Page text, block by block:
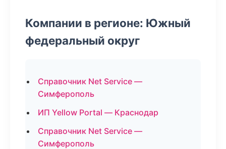
Компании в регионе: Южный
федеральный округ
Справочник Net Service —
Симферополь
ИП Yellow Portal — Краснодар
Справочник Net Service —
Симферополь